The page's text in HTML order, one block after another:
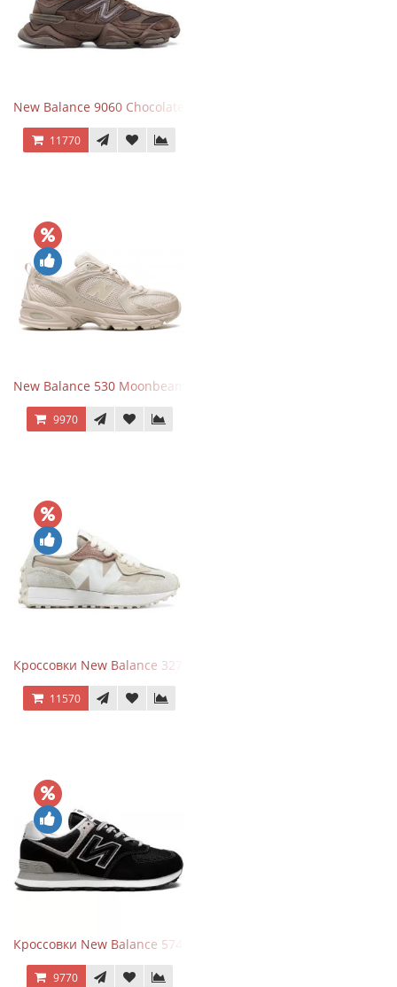
New Balance 9060 Chocolate Brown
11770
New Balance 530 Moonbeam Sea Salt
9970
Кроссовки New Balance 327 Beige Pink
11570
Кроссовки New Balance 574 Evergreen Black
9770